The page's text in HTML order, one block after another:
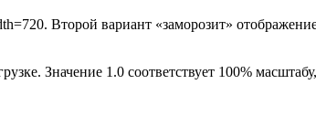
. Второй вариант «заморозит»
Значение 1.0 соответствует 100%